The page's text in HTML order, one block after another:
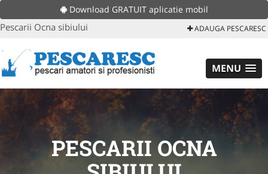
Download GRATUIT aplicatie mobil
Pescarii Ocna sibiului ADAUGA PESCARESC
MENU
PESCARII OCNA